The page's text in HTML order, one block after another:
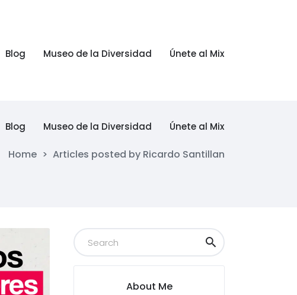
Blog Museo de la Diversidad Únete al Mix
Blog Museo de la Diversidad Únete al Mix
Home > Articles posted by Ricardo Santillan
About Me